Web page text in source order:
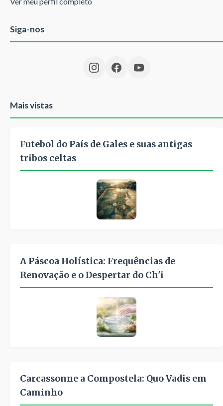
Siga-nos
Mais vistas
Futebol do País de Gales e suas antigas
tribos celtas
A Páscoa Holística: Frequências de
Renovação e o Despertar do Ch'i
Carcassonne a Compostela: Quo Vadis em
Caminho